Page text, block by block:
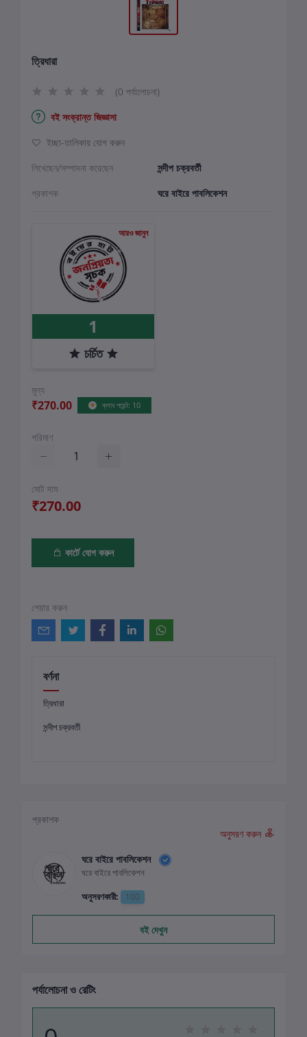
ত্রিধারা
(0 পর্যালোচনা)
বই সংক্রান্ত জিজ্ঞাসা
ইচ্ছা-তালিকায় যোগ করুন
লিখেছেন/সম্পাদনা করেছেন
সন্দীপ চক্রবর্তী
প্রকাশক
ঘরে বাইরে পাবলিকেশন
আরও জানুন
1
চর্চিত
মূল্য
₹270.00 ক্লাব পয়েন্ট: 10
পরিমাণ
মোট দাম
₹270.00
কার্টে যোগ করুন
শেয়ার করুন
বর্ণনা
ত্রিধারা
সন্দীপ চক্রবর্তী
প্রকাশক
অনুসরণ করুন
ঘরে বাইরে পাবলিকেশন
ঘরে বাইরে পাবলিকেশন
অনুসরণকারী:
100
বই দেখুন
পর্যালোচনা ও রেটিং